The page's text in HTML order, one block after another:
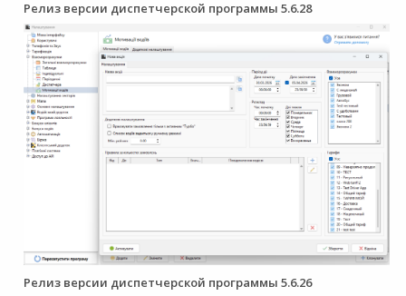
Релиз версии диспетчерской программы 5.6.28
Релиз версии диспетчерской программы 5.6.26